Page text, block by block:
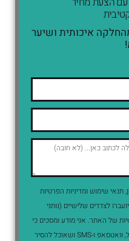
איכותית ושיער
תנאי שימוש ומדיניות הפרטיות
לצדדים שלישיים (נותני
של האתר. אני מודע ומסכים כי
הפרטים ישמשו לצורך דיוור פרסומי במייל, וואטסאפ ו-SMS ושאוכל להסיר